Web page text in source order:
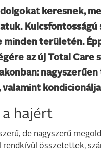
dolgokat keresnek,
Kulcsfontosságú
minden területén.
az új Total Care
a hajért
de nagyszerű
összetettek,